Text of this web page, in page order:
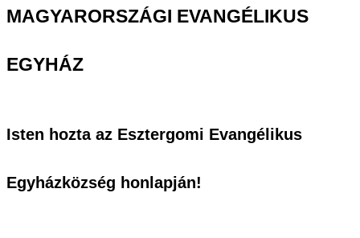
MAGYARORSZÁGI EVANGÉLIKUS
EGYHÁZ
Isten hozta az Esztergomi Evangélikus
Egyházközség honlapján!